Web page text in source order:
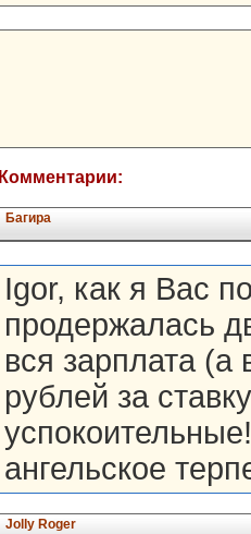
Комментарии:
Багира
Igor, как я Вас
продержалась
вся зарплата (а
рублей за
ангельское
Jolly Roger